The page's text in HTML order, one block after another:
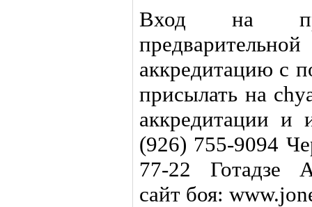
Вход на
аккредитацию с
присылать на
аккредитации и
(926) 755-9094
77-22 Готадзе
сайт боя: